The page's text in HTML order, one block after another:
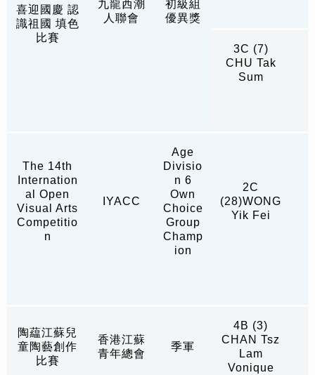
喜迎國慶 認
識祖國 填色
比賽
九龍西潮
人聯會
初級組
優異獎
3C (7)
CHU Tak
Sum
The 14th
Internation
al Open
Visual Arts
Competitio
n
IYACC
Age
Divisio
n 6
Own
Choice
Group
Champ
ion
2C
(28)WONG
Yik Fei
陶藴江蘇兒
童陶藝創作
比賽
香港江蘇
青年總會
季軍
4B (3)
CHAN Tsz
Lam
Vonique